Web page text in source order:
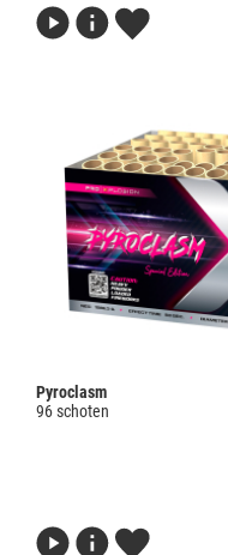
Pyroclasm
96 schoten